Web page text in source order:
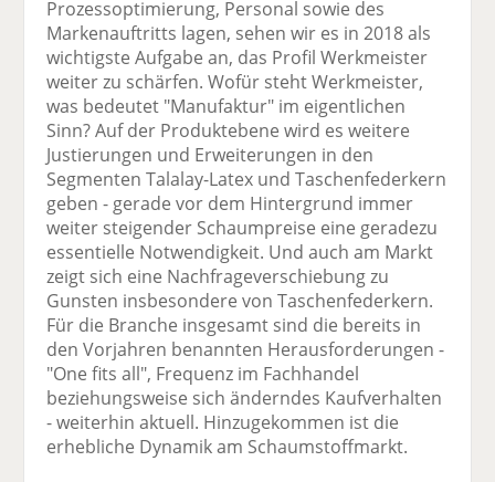
Prozessoptimierung, Personal sowie des
Markenauftritts lagen, sehen wir es in 2018 als
wichtigste Aufgabe an, das Profil Werkmeister
weiter zu schärfen. Wofür steht Werkmeister,
was bedeutet "Manufaktur" im eigentlichen
Sinn? Auf der Produktebene wird es weitere
Justierungen und Erweiterungen in den
Segmenten Talalay-Latex und Taschenfederkern
geben - gerade vor dem Hintergrund immer
weiter steigender Schaumpreise eine geradezu
essentielle Notwendigkeit. Und auch am Markt
zeigt sich eine Nachfrageverschiebung zu
Gunsten insbesondere von Taschenfederkern.
Für die Branche insgesamt sind die bereits in
den Vorjahren benannten Herausforderungen -
"One fits all", Frequenz im Fachhandel
beziehungsweise sich änderndes Kaufverhalten
- weiterhin aktuell. Hinzugekommen ist die
erhebliche Dynamik am Schaumstoffmarkt.